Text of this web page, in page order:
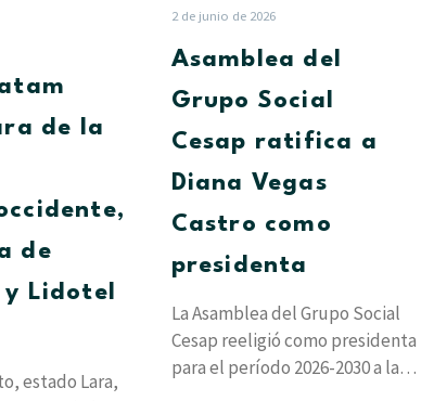
mano
de
Cámara
Comercio
Lidotel
de la
de
Lidotel
estado Lara,
Diana
Castro
como
presidenta
2 de junio de 2026
Asamblea del
Grupo Social
Cesap ratifica a
Diana Vegas
Castro como
presidenta
La Asamblea del Grupo Social
Cesap reeligió como presidenta
para el período 2026-2030 a la